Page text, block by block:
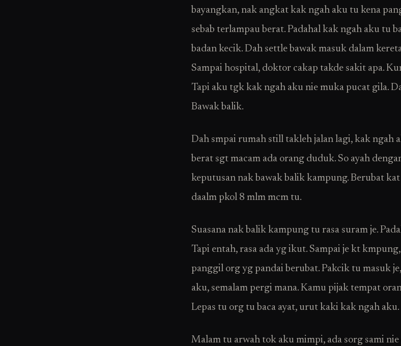
bayangkan, nak angkat kak ngah aku tu kena
sebab terlampau berat. Padahal kak ngah aku tu
badan kecik. Dah settle bawak masuk dalam
Sampai hospital, doktor cakap takde sakit apa.
Tapi aku tgk kak ngah aku nie muka pucat gila.
Bawak balik.
Dah smpai rumah still takleh jalan lagi, kak ngah
berat sgt macam ada orang duduk. So ayah
keputusan nak bawak balik kampung. Berubat
daalm pkol 8 mlm mcm tu.
Suasana nak balik kampung tu rasa suram je.
Tapi entah, rasa ada yg ikut. Sampai je kt
panggil org yg pandai berubat. Pakcik tu masuk
aku, semalam pergi mana. Kamu pijak tempat
Lepas tu org tu baca ayat, urut kaki kak ngah aku.
Malam tu arwah tok aku mimpi, ada sorg sami